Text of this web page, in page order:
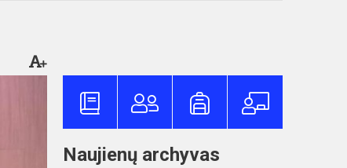
Naujienų archyvas